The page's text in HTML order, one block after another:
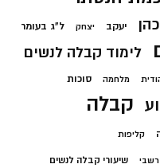
יעקב יצחק ל"ג בעומר
לימוד קבלה לנשים
מלחמה סוכות
קבלה
קליפות
רשבי שיעורי קבלה לנשים